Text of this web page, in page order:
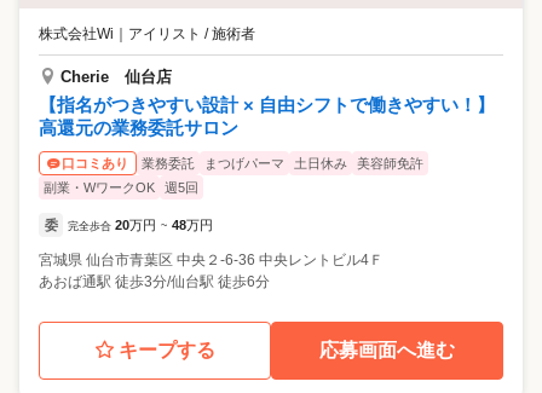
株式会社Wi アイリスト / 施術者
Cherie 仙台店
【指名がつきやすい設計 × 自由シフトで働きやすい！】
高還元の業務委託サロン
口コミあり 業務委託 まつげパーマ 土日休み
美容師免許
副業・WワークOK
週5回
委 完全歩合 20万円 ~ 48万円
宮城県 仙台市青葉区 中央２-6-36 中央レントビル4Ｆ
あおば通駅 徒歩3分/仙台駅 徒歩6分
キープする 応募画面へ進む